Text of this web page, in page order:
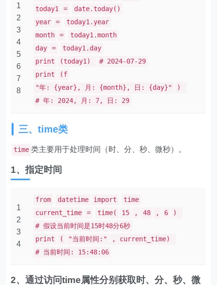
1
2
3
4
5
6
7
8
today1
=
date.today()
year
=
today1.year
month
=
today1.month
day
=
today1.day
print
(today1)
# 2024-07-29
print
(f
"年: {year}, 月: {month}, 日: {day}"
)
# 年: 2024, 月: 7, 日: 29
三、time类
time 类主要用于处理时间（时、分、秒、微秒）。
1、指定时间
1
2
3
4
from datetime import
time
current_time
= time( 15 , 48 , 6
)
# 假设当前时间是15时48分6秒
print
( "当前时间:"
, current_time)
# 当前时间: 15:48:06
2、通过访问time属性分别获取时、分、秒、微